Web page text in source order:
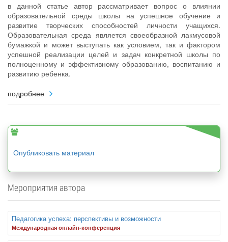
в данной статье автор рассматривает вопрос о влиянии
образовательной среды школы на успешное обучение и
развитие творческих способностей личности учащихся.
Образовательная среда является своеобразной лакмусовой
бумажкой и может выступать как условием, так и фактором
успешной реализации целей и задач конкретной школы по
полноценному и эффективному образованию, воспитанию и
развитию ребенка.
подробнее
Опубликовать материал
Мероприятия автора
Педагогика успеха: перспективы и возможности
Международная онлайн-конференция